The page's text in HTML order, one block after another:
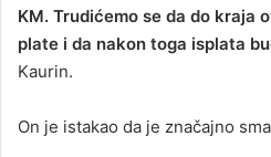
KM. Trudićemo se da do kraja
plate i da nakon toga isplata
Kaurin.
On je istakao da je značajno